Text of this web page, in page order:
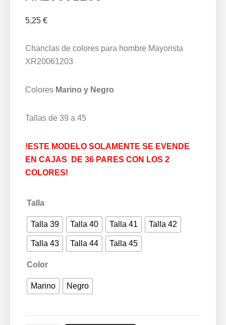
5,25 €
Chanclas de colores para hombre Mayorista
XR20061203
Colores Marino y Negro
Tallas de 39 a 45
!ESTE MODELO SOLAMENTE SE EVENDE
EN CAJAS DE 36 PARES CON LOS 2
COLORES!
Talla
Talla 39 Talla 40 Talla 41 Talla 42
Talla 43 Talla 44 Talla 45
Color
Marino Negro